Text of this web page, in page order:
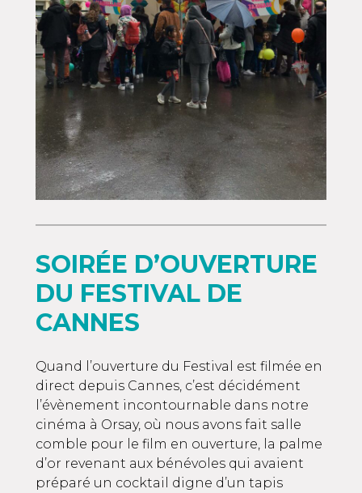
SOIRÉE D’OUVERTURE
DU FESTIVAL DE
CANNES
Quand l’ouverture du Festival est filmée en
direct depuis Cannes, c’est décidément
l’évènement incontournable dans notre
cinéma à Orsay, où nous avons fait salle
comble pour le film en ouverture, la palme
d’or revenant aux bénévoles qui avaient
préparé un cocktail digne d’un tapis